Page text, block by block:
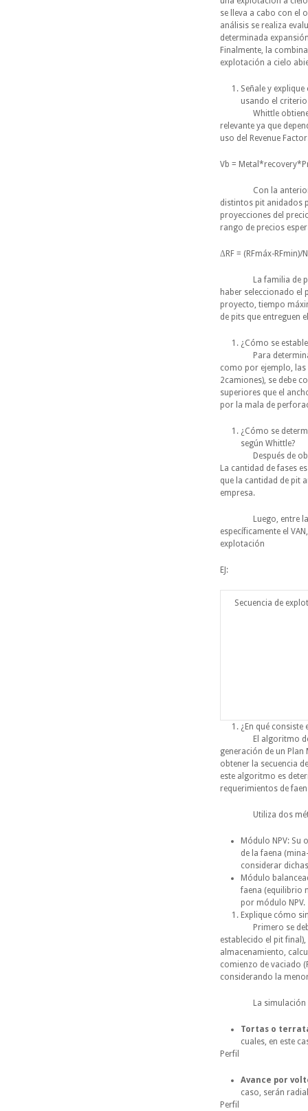
se lleva a cabo con el
análisis se realiza
determinada
Finalmente, la
explotación a cielo
Señale y
usando el
Whittle obtiene los
relevante ya que
uso del Revenue
Vb =
Con la anterior
distintos pit anidados
proyecciones del
rango de precios
ΔRF = (RFmáx-
La familia de pits
haber seleccionado el
proyecto, tiempo
de pits que entreguen
¿Cómo se
Para determinar el
como por ejemplo, las
2camiones), se debe
superiores que el
por la mala de
¿Cómo se
según Whittle?
Después de
La cantidad de fases
que la cantidad de pit
empresa.
Luego, entre las
específicamente el
explotación
EJ:
Secuencia de
¿En qué consiste
El algoritmo de
generación de un
obtener la secuencia
este algoritmo es
requerimientos de
Utiliza dos
Módulo NPV: Su
de la faena
considerar
Módulo
faena (equilibrio
por módulo NPV.
Explique cómo
Primero se debe
establecido el pit
almacenamiento,
comienzo de vaciado
considerando la
La simulación de
Tortas o
cuales, en este
Perfil
Avance por
caso, serán
Perfil